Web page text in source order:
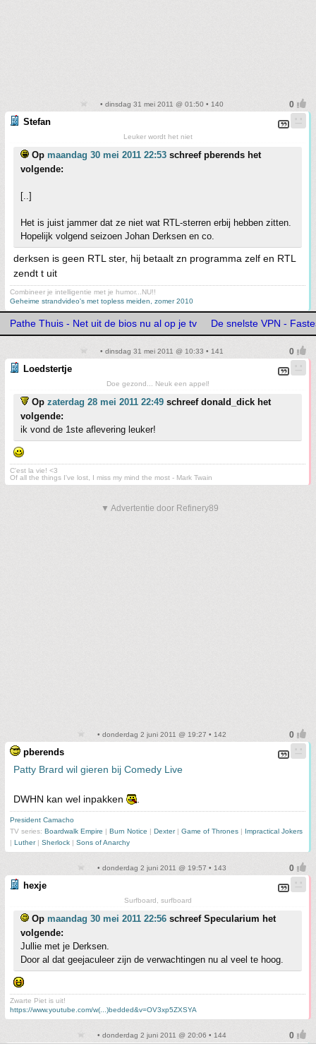
• dinsdag 31 mei 2011 @ 01:50 • 140
Stefan
Leuker wordt het niet
Op maandag 30 mei 2011 22:53 schreef pberends het
volgende:
[..]
Het is juist jammer dat ze niet wat RTL-sterren erbij hebben zitten.
Hopelijk volgend seizoen Johan Derksen en co.
derksen is geen RTL ster, hij betaalt zn programma zelf en RTL
zendt t uit
Combineer je intelligentie met je humor...NU!!
Geheime strandvideo's met topless meiden, zomer 2010
Pathe Thuis - Net uit de bios nu al op je tv De snelste VPN -
• dinsdag 31 mei 2011 @ 10:33 • 141
Loedstertje
Doe gezond... Neuk een appel!
Op zaterdag 28 mei 2011 22:49 schreef donald_dick het
volgende:
ik vond de 1ste aflevering leuker!
C'est la vie! <3
Of all the things I've lost, I miss my mind the most - Mark Twain
▼ Advertentie door Refinery89
• donderdag 2 juni 2011 @ 19:27 • 142
pberends
Patty Brard wil gieren bij Comedy Live
DWHN kan wel inpakken
President Camacho
TV series: Boardwalk Empire | Burn Notice | Dexter| Game of Thrones | Impractical Jokers
| Luther| Sherlock | Sons of Anarchy
• donderdag 2 juni 2011 @ 19:57 • 143
hexje
Surfboard, surfboard
Op maandag 30 mei 2011 22:56 schreef Specularium het
volgende:
Jullie met je Derksen.
Door al dat geejaculeer zijn de verwachtingen nu al veel te hoog.
Zwarte Piet is uit!
https://www.youtube.com/w(...)bedded&v=OV3xp5ZXSYA
• donderdag 2 juni 2011 @ 20:06 • 144